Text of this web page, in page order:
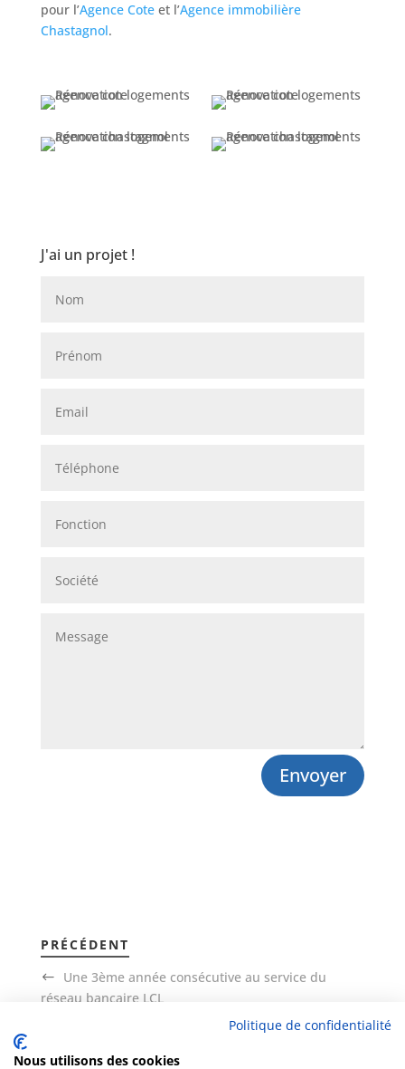
pour l’Agence Coteet l’Agence immobilière
Chastagnol.
J'ai un projet !
Envoyer
PRÉCÉDENT
Une 3ème année consécutive au service du
réseau bancaire LCL
Politique de confidentialité
Nous utilisons des cookies